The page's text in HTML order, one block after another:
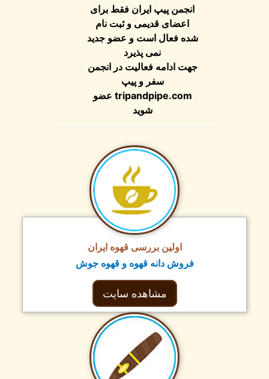
انجمن پیپ ایران فقط برای
اعضای قدیمی و ثبت نام
شده فعال است و عضو جدید
نمی پذیرد
جهت ادامه فعالیت در انجمن
سفر و پیپ
tripandpipe.comعضو
شوید
اولین بررسی قهوه ایران
فروش دانه قهوه و قهوه جوش
مشاهده سایت